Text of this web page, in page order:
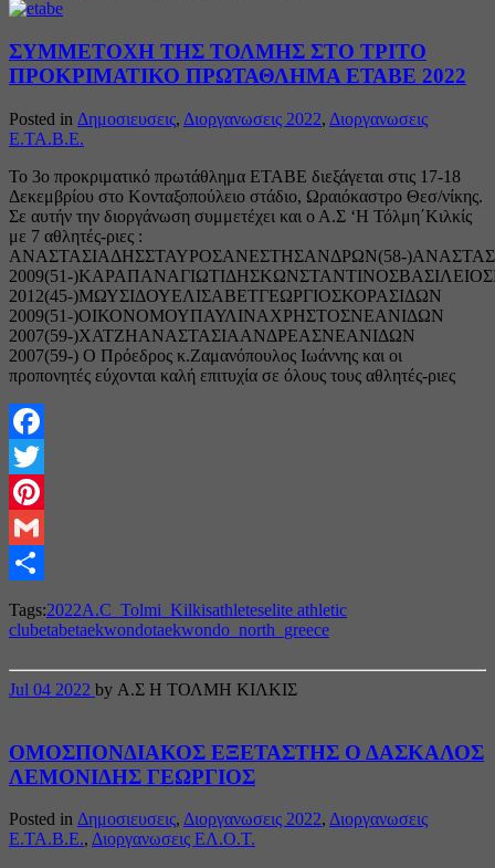
ΣΥΜΜΕΤΟΧΗ ΤΗΣ ΤΟΛΜΗΣ ΣΤΟ ΤΡΙΤΟ
ΠΡΟΚΡΙΜΑΤΙΚΟ ΠΡΩΤΑΘΛΗΜΑ ΕΤΑΒΕ 2022
Posted in Δημοσιευσεις, Διοργανωσεις 2022, Διοργανωσεις
Ε.ΤΑ.Β.Ε.
Το 3ο προκριματικό πρωτάθλημα ΕΤΑΒΕ διεξάγεται στις 17-18
Δεκεμβρίου στο Κονταξοπούλειο στάδιο, Ωραιόκαστρο Θεσ/νίκης.
Σε αυτήν την διοργάνωση συμμετέχει και ο Α.Σ ‘Η Τόλμη΄Κιλκίς
με 7 αθλητές-ριες :
ΑΝΑΣΤΑΣΙΑΔΗΣΣΤΑΥΡΟΣΑΝΕΣΤΗΣΑΝΔΡΩΝ(58-
2009(51-
2012(45-)ΜΩΥΣΙΔΟΥΕΛΙΣΑΒΕΤΓΕΩΡΓΙΟΣΚΟΡΑΣΙΔΩΝ
2009(51-)ΟΙΚΟΝΟΜΟΥΠΑΥΛΙΝΑΧΡΗΣΤΟΣΝΕΑΝΙΔΩΝ
2007(59-)ΧΑΤΖΗΑΝΑΣΤΑΣΙΑΑΝΔΡΕΑΣΝΕΑΝΙΔΩΝ
2007(59-) O Πρόεδρος κ.Ζαμανόπουλος Ιωάννης και οι
προπονητές εύχονται καλή επιτυχία σε όλους τους αθλητές-ριες
Facebook
Twitter
Pinterest
Gmail
Tags:2022A.C_Tolmi_Kilkisathleteselite athletic
clubetabetaekwondotaekwondo_north_greece
Jul 04 2022 by Α.Σ Η ΤΟΛΜΗ ΚΙΛΚΙΣ
ΟΜΟΣΠΟΝΔΙΑΚΟΣ ΕΞΕΤΑΣΤΗΣ Ο ΔΑΣΚΑΛΟΣ
ΛΕΜΟΝΙΔΗΣ ΓΕΩΡΓΙΟΣ
Posted in Δημοσιευσεις, Διοργανωσεις 2022, Διοργανωσεις
Ε.ΤΑ.Β.Ε., Διοργανωσεις ΕΛ.Ο.Τ.